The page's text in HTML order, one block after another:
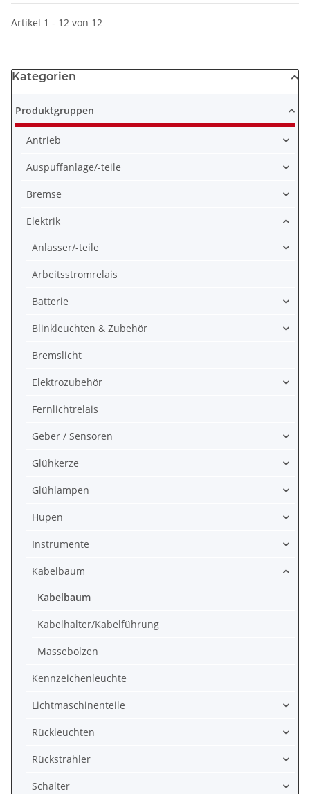
Artikel 1 - 12 von 12
Kategorien
Produktgruppen
Antrieb
Auspuffanlage/-teile
Bremse
Elektrik
Anlasser/-teile
Arbeitsstromrelais
Batterie
Blinkleuchten & Zubehör
Bremslicht
Elektrozubehör
Fernlichtrelais
Geber / Sensoren
Glühkerze
Glühlampen
Hupen
Instrumente
Kabelbaum
Kabelbaum
Kabelhalter/Kabelführung
Massebolzen
Kennzeichenleuchte
Lichtmaschinenteile
Rückleuchten
Rückstrahler
Schalter